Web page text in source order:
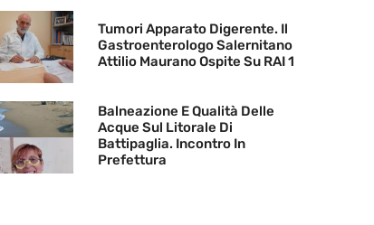
Tumori Apparato Digerente. Il
Gastroenterologo Salernitano
Attilio Maurano Ospite Su RAI 1
Balneazione E Qualità Delle
Acque Sul Litorale Di
Battipaglia. Incontro In
Prefettura